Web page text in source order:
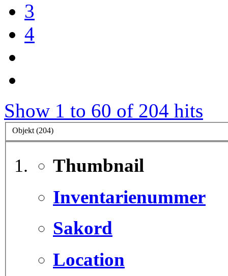
3
4
Show 1 to 60 of 204 hits
Objekt (204)
Thumbnail
Inventarienummer
Sakord
Location